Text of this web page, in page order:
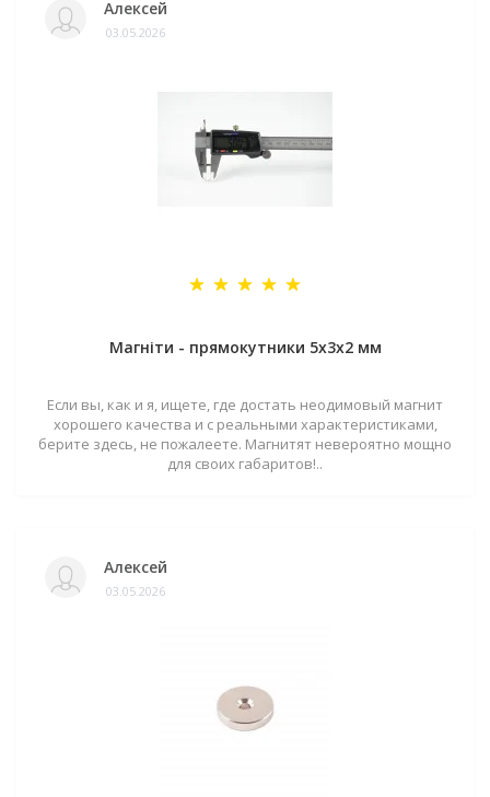
Алексей
03.05.2026
Магніти - прямокутники 5x3x2 мм
Если вы, как и я, ищете, где достать неодимовый магнит
хорошего качества и с реальными характеристиками,
берите здесь, не пожалеете. Магнитят невероятно мощно
для своих габаритов!..
Алексей
03.05.2026